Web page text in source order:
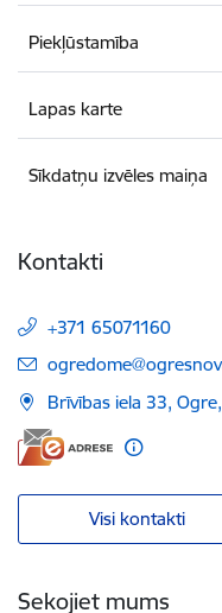
Piekļūstamība
Lapas karte
Sīkdatņu izvēles maiņa
Kontakti
+371 65071160
E-pasts:
Brīvības iela 33,
Visi kontakti
Sekojiet mums